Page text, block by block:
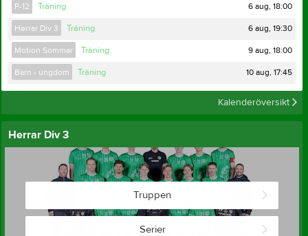
P-12 Träning 6 aug, 18:00
Herrar Div 3 Träning 6 aug, 19:30
Motion Sommar Träning 9 aug, 18:00
Barn - ungdom Träning 10 aug, 17:45
Kalenderöversikt
Herrar Div 3
Truppen
Serier